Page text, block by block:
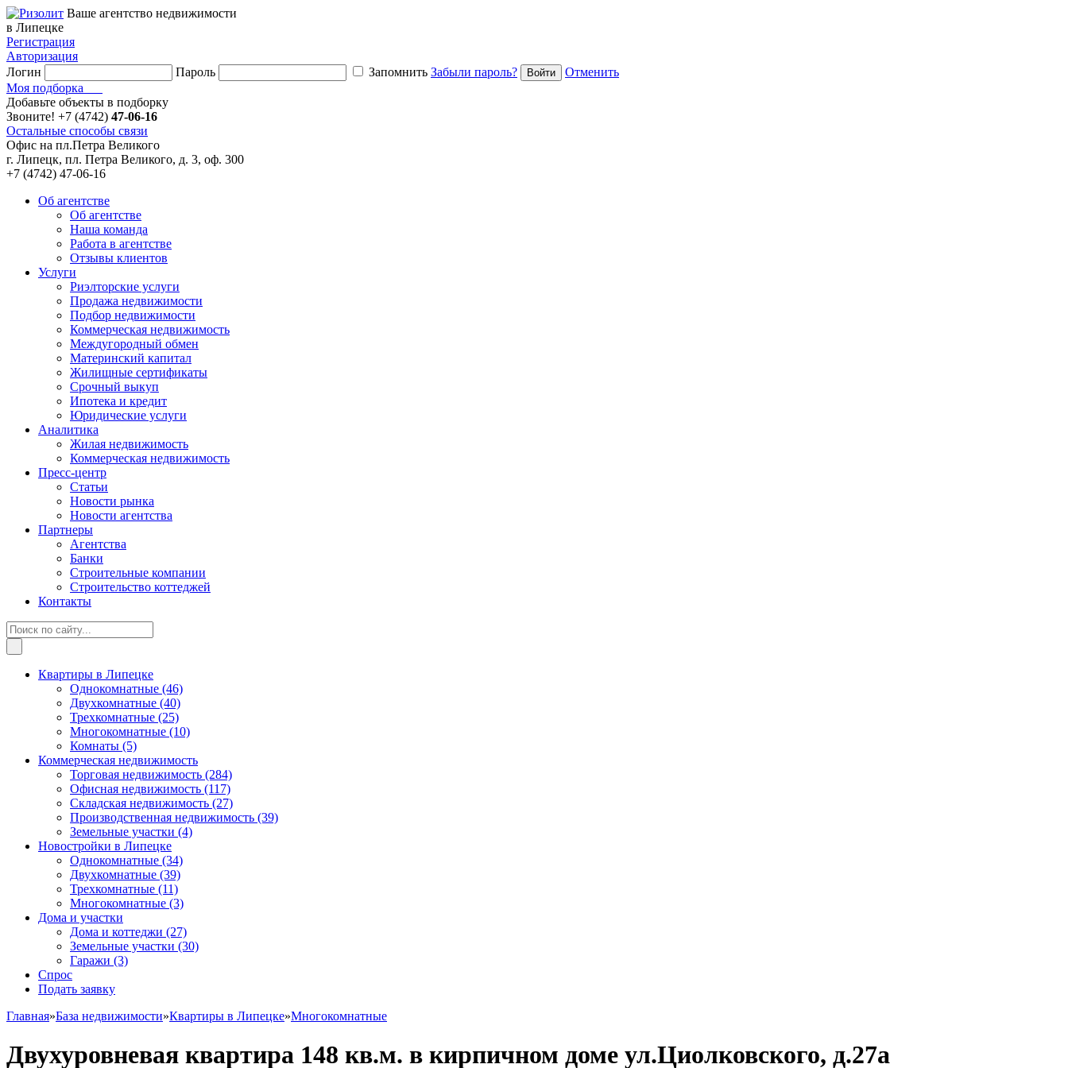
Ваше агентство недвижимости
в Липецке
Регистрация
Авторизация
Логин
Пароль Запомнить Забыли пароль?
Отменить
Моя подборка
Добавьте объекты в подборку
Звоните! +7 (4742) 47-06-16
Остальные способы связи
Офис на пл.Петра Великого
г. Липецк, пл. Петра Великого, д. 3, оф. 300
+7 (4742) 47-06-16
Об агентстве
Об агентстве
Наша команда
Работа в агентстве
Отзывы клиентов
Услуги
Риэлторские услуги
Продажа недвижимости
Подбор недвижимости
Коммерческая недвижимость
Междугородный обмен
Материнский капитал
Жилищные сертификаты
Срочный выкуп
Ипотека и кредит
Юридические услуги
Аналитика
Жилая недвижимость
Коммерческая недвижимость
Пресс-центр
Статьи
Новости рынка
Новости агентства
Партнеры
Агентства
Банки
Строительные компании
Строительство коттеджей
Контакты
Квартиры в Липецке
Однокомнатные (46)
Двухкомнатные (40)
Трехкомнатные (25)
Многокомнатные (10)
Комнаты (5)
Коммерческая недвижимость
Торговая недвижимость (284)
Офисная недвижимость (117)
Складская недвижимость (27)
Производственная недвижимость (39)
Земельные участки (4)
Новостройки в Липецке
Однокомнатные (34)
Двухкомнатные (39)
Трехкомнатные (11)
Многокомнатные (3)
Дома и участки
Дома и коттеджи (27)
Земельные участки (30)
Гаражи (3)
Спрос
Подать заявку
Главная»База недвижимости»Квартиры в Липецке»Многокомнатные
Двухуровневая квартира 148 кв.м. в кирпичном доме ул.Циолковского, д.27а